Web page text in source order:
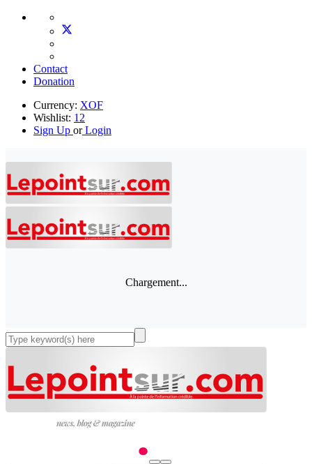
Contact
Donation
Currency: XOF
Wishlist: 12
Sign Up orLogin
Chargement...